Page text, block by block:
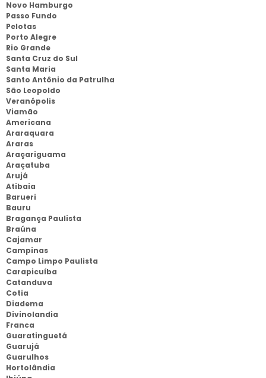
Novo Hamburgo
Passo Fundo
Pelotas
Porto Alegre
Rio Grande
Santa Cruz do Sul
Santa Maria
Santo Antônio da Patrulha
São Leopoldo
Veranópolis
Viamão
Americana
Araraquara
Araras
Araçariguama
Araçatuba
Arujá
Atibaia
Barueri
Bauru
Bragança Paulista
Braúna
Cajamar
Campinas
Campo Limpo Paulista
Carapicuíba
Catanduva
Cotia
Diadema
Divinolandia
Franca
Guaratinguetá
Guarujá
Guarulhos
Hortolândia